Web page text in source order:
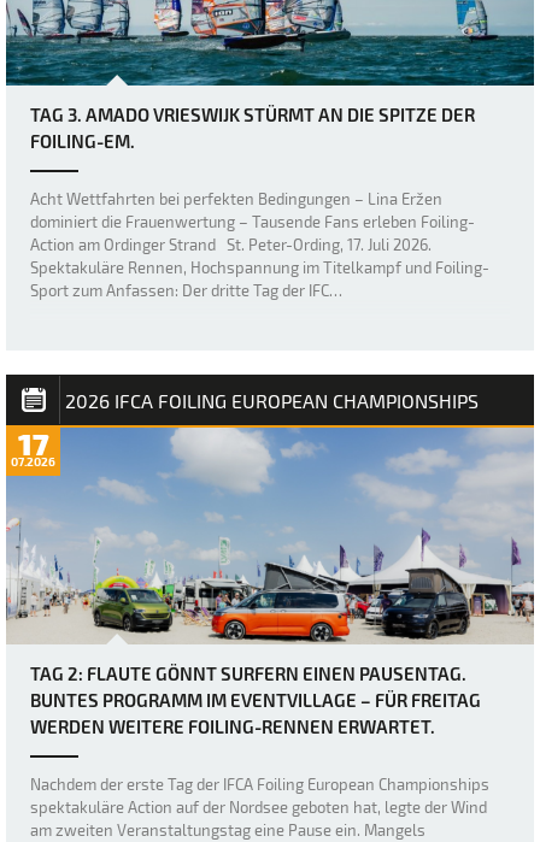
TAG 3. AMADO VRIESWIJK STÜRMT AN DIE SPITZE DER
FOILING-EM.
Acht Wettfahrten bei perfekten Bedingungen – Lina Eržen
dominiert die Frauenwertung – Tausende Fans erleben Foiling-
Action am Ordinger Strand St. Peter-Ording, 17. Juli 2026.
Spektakuläre Rennen, Hochspannung im Titelkampf und Foiling-
Sport zum Anfassen: Der dritte Tag der IFC…
2026 IFCA FOILING EUROPEAN CHAMPIONSHIPS
17
07.2026
TAG 2: FLAUTE GÖNNT SURFERN EINEN PAUSENTAG.
BUNTES PROGRAMM IM EVENTVILLAGE – FÜR FREITAG
WERDEN WEITERE FOILING-RENNEN ERWARTET.
Nachdem der erste Tag der IFCA Foiling European Championships
spektakuläre Action auf der Nordsee geboten hat, legte der Wind
am zweiten Veranstaltungstag eine Pause ein. Mangels